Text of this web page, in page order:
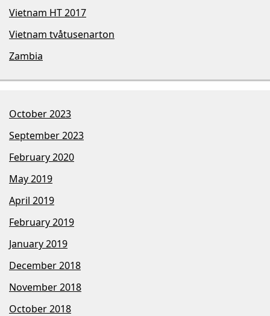
Vietnam HT 2017
Vietnam tvåtusenarton
Zambia
October 2023
September 2023
February 2020
May 2019
April 2019
February 2019
January 2019
December 2018
November 2018
October 2018